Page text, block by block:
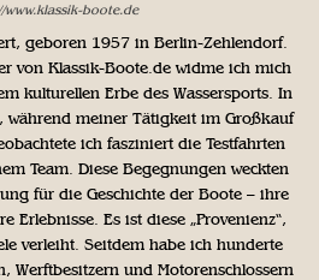
www.klassik-boote.de
geboren 1957 in Berlin-Zehlendorf.
von Klassik-Boote.de widme ich mich
kulturellen Erbe des Wassersports. In
während meiner Tätigkeit im Großkauf
ich fasziniert die Testfahrten
Team. Diese Begegnungen weckten
für die Geschichte der Boote – ihre
Erlebnisse. Es ist diese „Provenienz“,
verleiht. Seitdem habe ich hunderte
Werftbesitzern und Motorenschlossern